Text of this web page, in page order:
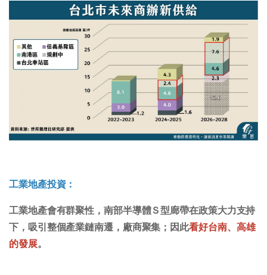
工業地產投資：
工業地產會有群聚性，南部半導體Ｓ型廊帶在政策大力支持
下，吸引整個產業鏈南遷，廠商聚集；因此看好台南、高雄
的發展。